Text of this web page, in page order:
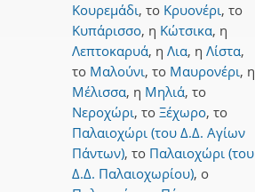
Κουρεμάδι, το Κρυονέρι, το
Κυπάρισσο, η Κώτσικα, η
Λεπτοκαρυά, η Λια, η Λίστα,
το Μαλούνι, το Μαυρονέρι, η
Μέλισσα, η Μηλιά, το
Νεροχώρι, το Ξέχωρο, το
Παλαιοχώρι (του Δ.Δ. Αγίων
Πάντων), το Παλαιοχώρι (του
Δ.Δ. Παλαιοχωρίου), ο